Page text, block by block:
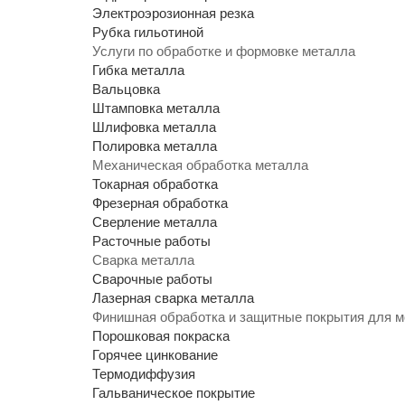
Электроэрозионная резка
Рубка гильотиной
Услуги по обработке и формовке металла
Гибка металла
Вальцовка
Штамповка металла
Шлифовка металла
Полировка металла
Механическая обработка металла
Токарная обработка
Фрезерная обработка
Сверление металла
Расточные работы
Сварка металла
Сварочные работы
Лазерная сварка металла
Финишная обработка и защитные покрытия для
Порошковая покраска
Горячее цинкование
Термодиффузия
Гальваническое покрытие